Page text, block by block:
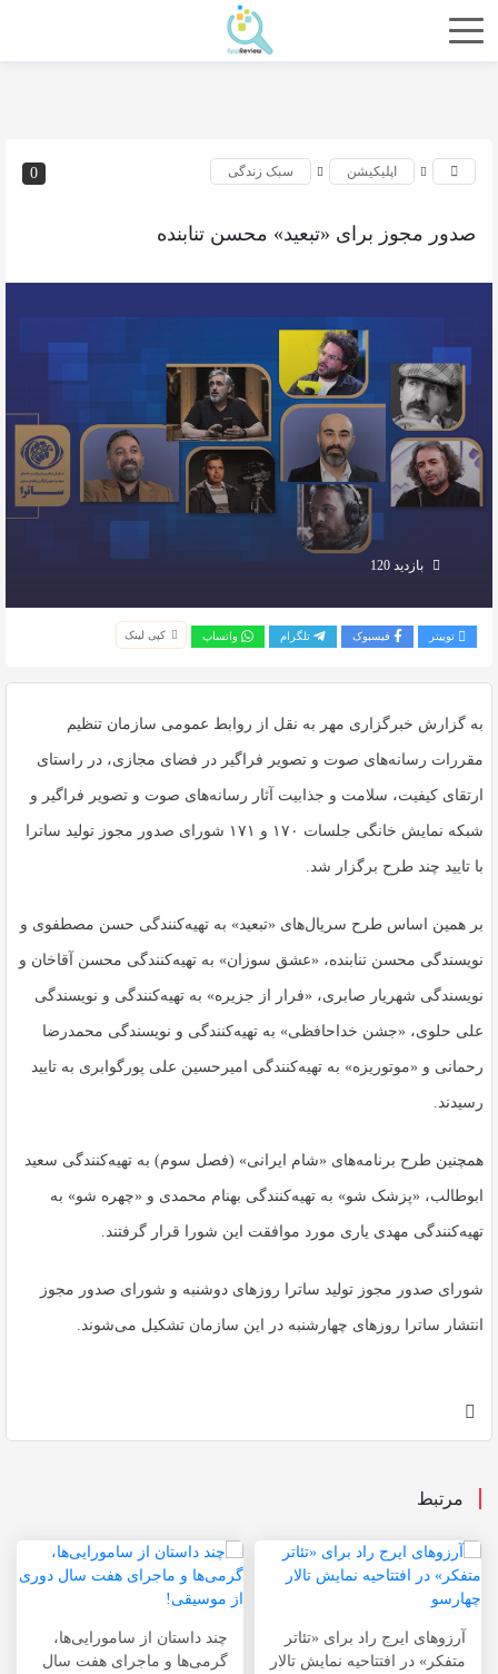
0 اپلیکیشن سبک زندگی
صدور مجوز برای «تبعید» محسن تنابنده
بازدید 120
توییتر فیسبوک تلگرام واتساپ کپی لینک
به گزارش خبرگزاری مهر به نقل از روابط عمومی سازمان تنظیم
مقررات رسانه‌های صوت و تصویر فراگیر در فضای مجازی، در راستای
ارتقای کیفیت، سلامت و جذابیت آثار رسانه‌های صوت و تصویر فراگیر و
شبکه نمایش خانگی جلسات ۱۷۰ و ۱۷۱ شورای صدور مجوز تولید ساترا
با تایید چند طرح برگزار شد.
بر همین اساس طرح‌ سریال‌های «تبعید» به تهیه‌کنندگی حسن مصطفوی و
نویسندگی محسن تنابنده، «عشق سوزان» به تهیه‌کنندگی محسن آقاخان و
نویسندگی شهریار صابری، «فرار از جزیره» به تهیه‌کنندگی و نویسندگی
علی حلوی، «جشن خداحافظی» به تهیه‌کنندگی و نویسندگی محمدرضا
رحمانی و «موتوریزه» به تهیه‌کنندگی امیرحسین علی پورگوابری به تایید
رسیدند.
همچنین طرح برنامه‌های «شام ایرانی» (فصل سوم) به تهیه‌کنندگی سعید
ابوطالب، «پزشک شو» به تهیه‌کنندگی بهنام محمدی و «چهره شو» به
تهیه‌کنندگی مهدی یاری مورد موافقت این شورا قرار گرفتند.
شورای صدور مجوز تولید ساترا روزهای دوشنبه و شورای صدور مجوز
انتشار ساترا روزهای چهارشنبه در این سازمان تشکیل می‌شوند.
مرتبط
آرزوهای ایرج راد برای «تئاتر
متفکر» در افتتاحیه نمایش تالار
چند داستان از سامورایی‌ها،
گرمی‌ها و ماجرای هفت سال